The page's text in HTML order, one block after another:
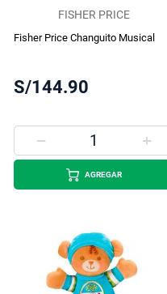
FISHER PRICE
Fisher Price Changuito Musical
S/144.90
AGREGAR